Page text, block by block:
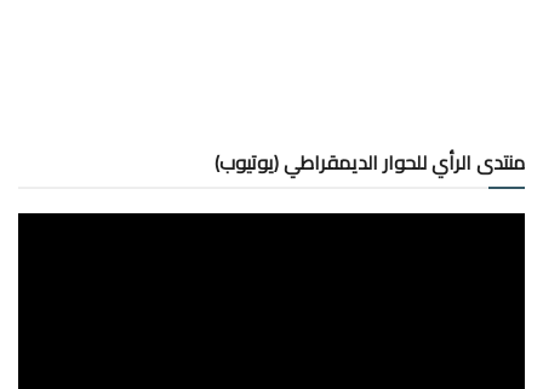
منتدى الرأي للحوار الديمقراطي (يوتيوب)